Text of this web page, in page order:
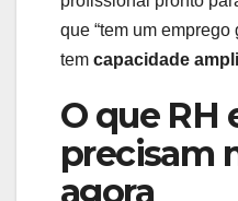
que “tem um emprego
tem capacidade
O que RH
precisam
agora